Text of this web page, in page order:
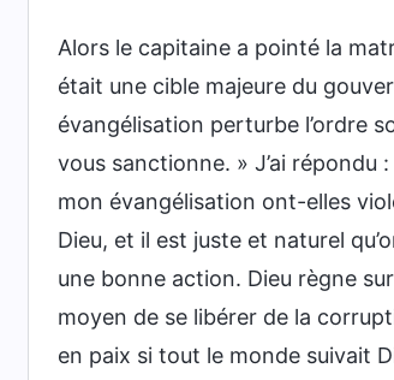
Alors le capitaine a pointé la
était une cible majeure du
évangélisation perturbe l’ordre
vous sanctionne. » J’ai
mon évangélisation ont-elles
Dieu, et il est juste et naturel
une bonne action. Dieu règne
moyen de se libérer de la
en paix si tout le monde suivait